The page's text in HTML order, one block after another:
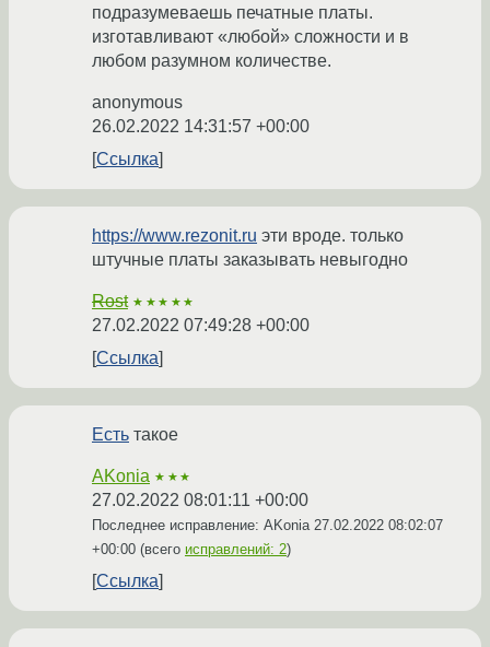
подразумеваешь печатные платы.
изготавливают «любой» сложности и в
любом разумном количестве.
anonymous
26.02.2022 14:31:57 +00:00
Ссылка
https://www.rezonit.ru эти вроде. только
штучные платы заказывать невыгодно
Rost ★★★★★
27.02.2022 07:49:28 +00:00
Ссылка
Есть такое
AKonia ★★★
27.02.2022 08:01:11 +00:00
Последнее исправление: AKonia 27.02.2022 08:02:07
+00:00 (всего исправлений: 2)
Ссылка